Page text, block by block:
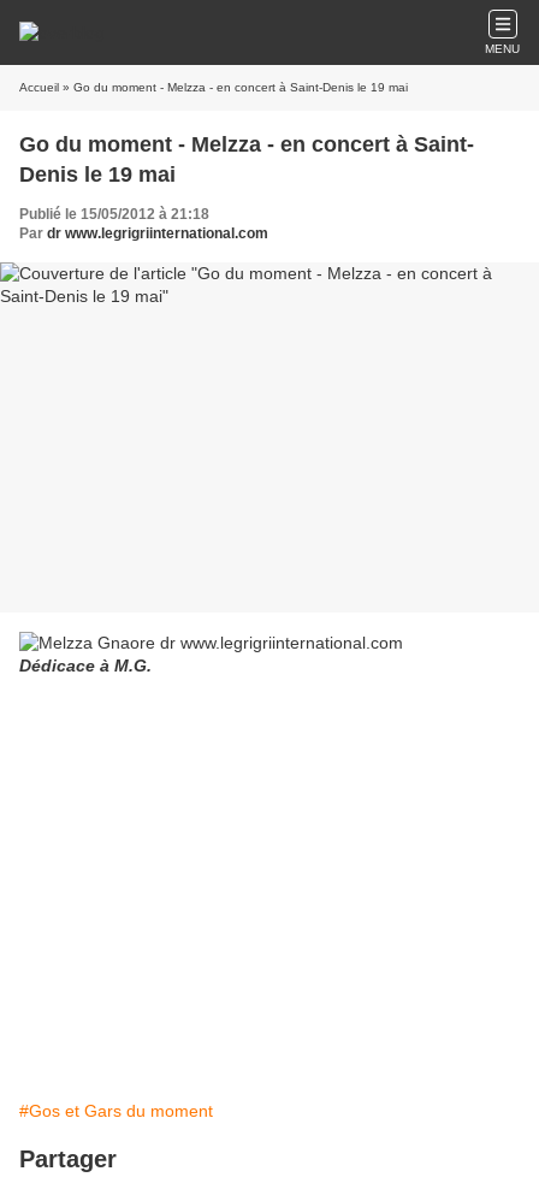
MENU
Accueil » Go du moment - Melzza - en concert à Saint-Denis le 19 mai
Go du moment - Melzza - en concert à Saint-
Denis le 19 mai
Publié le 15/05/2012 à 21:18
Par dr www.legrigriinternational.com
Dédicace à M.G.
#Gos et Gars du moment
Partager